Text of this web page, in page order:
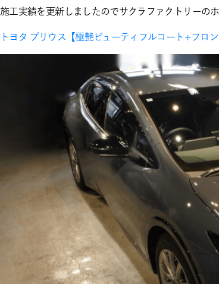
施工実績を更新しましたのでサクラファクトリーの
トヨタ プリウス【極艶ビューティフルコート+フロ